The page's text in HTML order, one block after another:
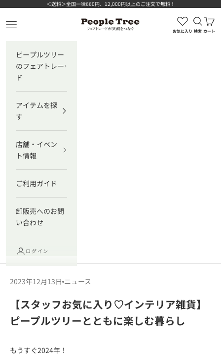
コンテンツへスキップ＜送料＞全国一律660円、12,000円以上のご注文で無料！
ピープルツリー公式オンラインショップ
メニューを開く
お気に入り
検索を
検索
カ
カート
ピープルツリー
のフェアトレー
ド
アイテムを探
す
店舗・イベン
ト情報
ご利用ガイド
卸販売へのお問
い合わせ
ログイン
2023年12月13日 ニュース
【スタッフお気に入り♡インテリア雑貨】
ピープルツリーとともに楽しむ暮らし
もうすぐ2024年！